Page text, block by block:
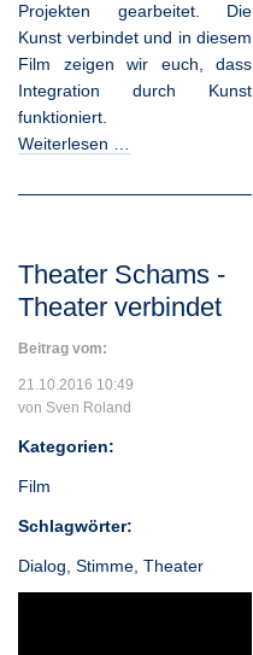
Projekten gearbeitet. Die
Kunst verbindet und in diesem
Film zeigen wir euch, dass
Integration durch Kunst
funktioniert.
Weiterlesen …
Theater Schams -
Theater verbindet
Beitrag vom:
21.10.2016 10:49
von Sven Roland
Kategorien:
Film
Schlagwörter:
Dialog Stimme Theater